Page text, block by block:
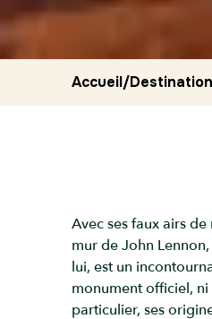
Accueil/
Avec ses faux airs
mur de John
lui, est un
monument officiel,
particulier, ses